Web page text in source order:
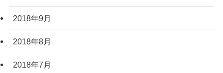
2018年9月
2018年8月
2018年7月